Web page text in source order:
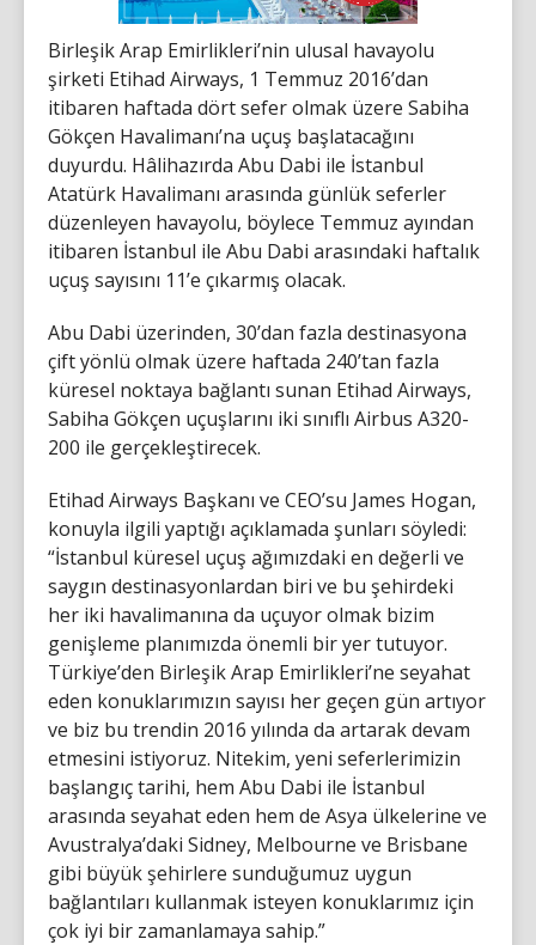
Birleşik Arap Emirlikleri’nin ulusal havayolu
şirketi Etihad Airways, 1 Temmuz 2016’dan
itibaren haftada dört sefer olmak üzere Sabiha
Gökçen Havalimanı’na uçuş başlatacağını
duyurdu. Hâlihazırda Abu Dabi ile İstanbul
Atatürk Havalimanı arasında günlük seferler
düzenleyen havayolu, böylece Temmuz ayından
itibaren İstanbul ile Abu Dabi arasındaki haftalık
uçuş sayısını 11’e çıkarmış olacak.
Abu Dabi üzerinden, 30’dan fazla destinasyona
çift yönlü olmak üzere haftada 240’tan fazla
küresel noktaya bağlantı sunan Etihad Airways,
Sabiha Gökçen uçuşlarını iki sınıflı Airbus A320-
200 ile gerçekleştirecek.
Etihad Airways Başkanı ve CEO’su James Hogan,
konuyla ilgili yaptığı açıklamada şunları söyledi:
“İstanbul küresel uçuş ağımızdaki en değerli ve
saygın destinasyonlardan biri ve bu şehirdeki
her iki havalimanına da uçuyor olmak bizim
genişleme planımızda önemli bir yer tutuyor.
Türkiye’den Birleşik Arap Emirlikleri’ne seyahat
eden konuklarımızın sayısı her geçen gün artıyor
ve biz bu trendin 2016 yılında da artarak devam
etmesini istiyoruz. Nitekim, yeni seferlerimizin
başlangıç tarihi, hem Abu Dabi ile İstanbul
arasında seyahat eden hem de Asya ülkelerine ve
Avustralya’daki Sidney, Melbourne ve Brisbane
gibi büyük şehirlere sunduğumuz uygun
bağlantıları kullanmak isteyen konuklarımız için
çok iyi bir zamanlamaya sahip.”